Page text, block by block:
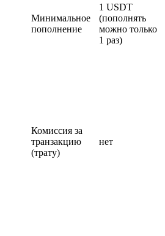
Минимальное
пополнение
1 USDT
(пополнять
можно только
1 раз)
Комиссия за
транзакцию
(трату)
нет